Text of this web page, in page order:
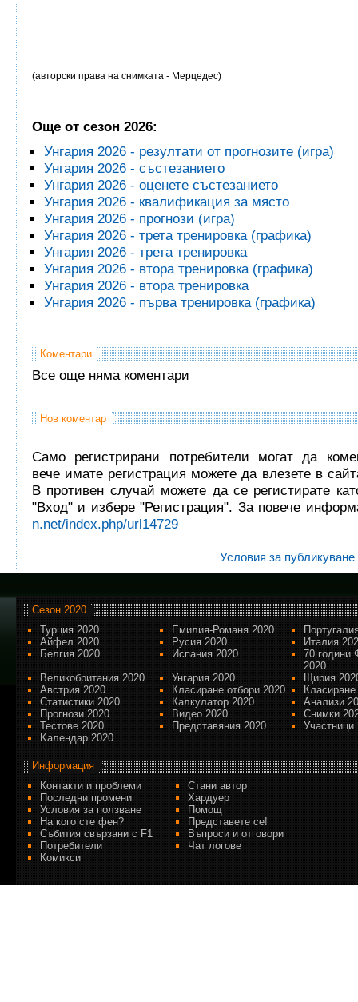
(авторски права на снимката - Мерцедес)
Още от сезон 2026:
Унгария 2026 - резултати от прогнозите (игра)
Унгария 2026 - състезанието
Унгария 2026 - оценете състезанието
Унгария 2026 - квалификация за място
Унгария 2026 - прогнози (игра)
Унгария 2026 - трета тренировка (графика)
Унгария 2026 - трета тренировка
Унгария 2026 - втора тренировка (графика)
Унгария 2026 - втора тренировка
Унгария 2026 - първа тренировка (графика)
Коментари
Все още няма коментари
Нов коментар
Само регистрирани потребители могат да
вече имате регистрация можете да влезете в
В противен случай можете да се регистирате
"Вход" и избере "Регистрация". За повече
n.net/index.php/url14729
Условия за
Сезон 2020
Турция 2020
Емилия-Романя 2020
Айфел 2020
Русия 2020
Италия
Белгия 2020
Испания 2020
70 години
2020
Великобритания 2020
Унгария 2020
Щирия
Австрия 2020
Класиране отбори 2020
Статистики 2020
Калкулатор 2020
Анализи
Прогнози 2020
Видео 2020
Снимки
Тестове 2020
Представяния 2020
Участници
Kалендар 2020
Информация
Контакти и проблеми
Стани автор
Последни промени
Хардуер
Условия за ползване
Помощ
На кого сте фен?
Представете се!
Събития свързани с F1
Въпроси и отговори
Потребители
Чат логове
Комикси